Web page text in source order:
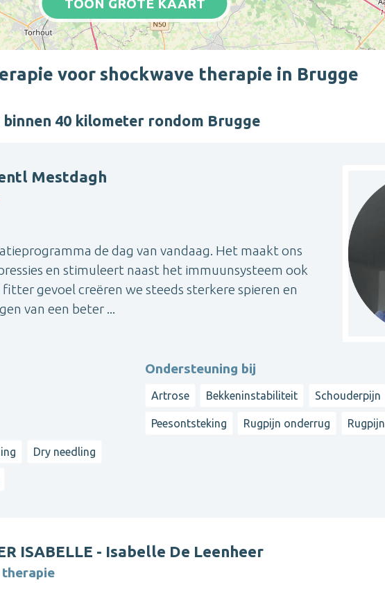
TOON GROTE KAART
voor shockwave therapie in Brugge
40 kilometer rondom Brugge
Mestdagh
de dag van vandaag. Het maakt ons
en stimuleert naast het immuunsysteem ook
gevoel creëren we steeds sterkere spieren en
van een beter ...
Dry needling
Ondersteuning bij
Artrose Bekkeninstabiliteit Schouderpijn
Peesontsteking Rugpijn onderrug Rugpijn
ISABELLE - Isabelle De Leenheer
therapie